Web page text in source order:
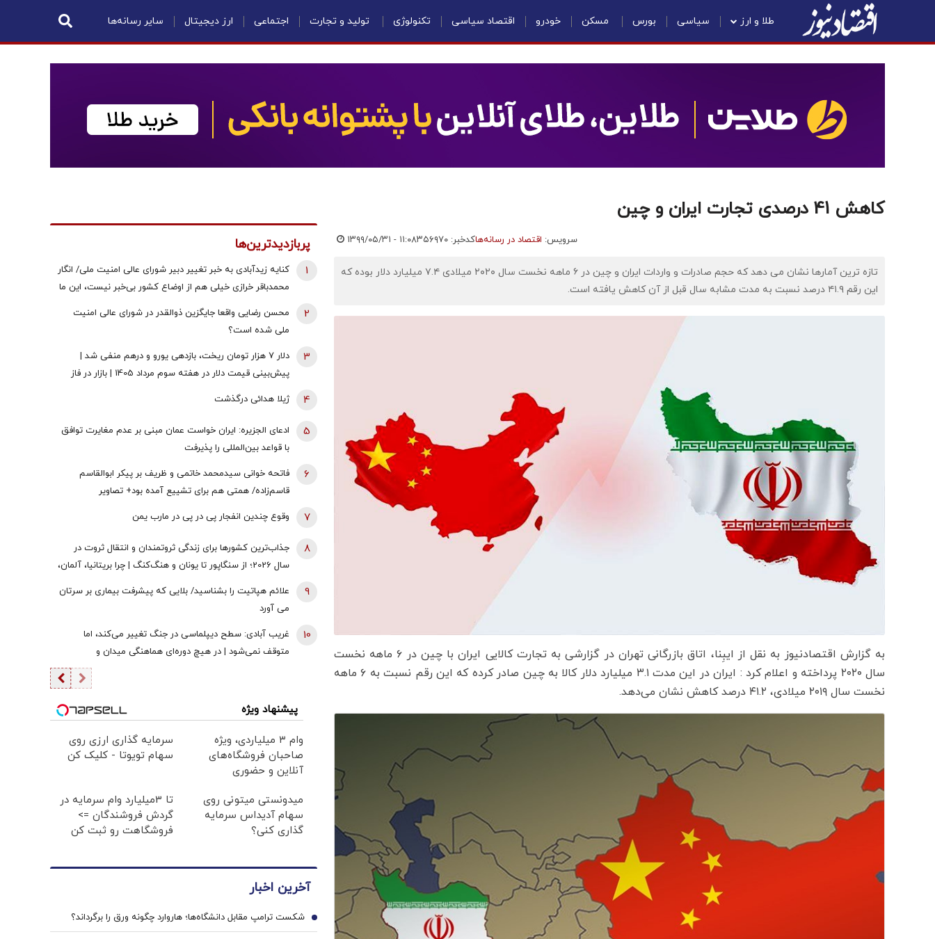
طلا و ارز سیاسی بورس مسکن خودرو اقتصاد سیاسی تکنولوژی تولید و تجارت اجتماعی ارز دیجیتال سایر رسانه‌ها
کاهش 41 درصدی تجارت ایران و چین
سرویس: اقتصاد در رسانه‌هاکدخبر: ۳۵۶۹۷۰ ۱۳۹۹/۰۵/۳۱ - ۱۱:۰۸
تازه ترین آمارها نشان می دهد که حجم صادرات و واردات ایران و چین در ۶ ماهه نخست سال ۲۰۲۰ میلادی ۷.۴ میلیارد دلار بوده که
این رقم ۴۱.۹ درصد نسبت به مدت مشابه سال قبل از آن کاهش یافته است.
به گزارش اقتصادنیوز به نقل از ایبِنا، اتاق بازرگانی تهران در گزارشی به تجارت کالایی ایران با چین در ۶ ماهه نخست
سال ۲۰۲۰ پرداخته و اعلام کرد : ایران در این مدت ۳.۱ میلیارد دلار کالا به چین صادر کرده که این رقم نسبت به ۶ ماهه
نخست سال ۲۰۱۹ میلادی، ۴۱.۲ درصد کاهش نشان می‌دهد.
پربازدیدترین‌ها
کنایه زیدآبادی به خبر تغییر دبیر شورای عالی امنیت ملی/ انگار
محمدباقر خرازی خیلی هم از اوضاع کشور بی‌خبر نیست، این ما
1
محسن رضایی واقعا جایگزین ذوالقدر در شورای عالی امنیت
ملی شده است؟
2
دلار ۷ هزار تومان ریخت، بازدهی یورو و درهم منفی شد |
پیش‌بینی قیمت دلار در هفته سوم مرداد 1405 | بازار در فاز
3
ژیلا هدائی درگذشت 4
ادعای الجزیره: ایران خواست عمان مبنی بر عدم مغایرت توافق
با قواعد بین‌المللی را پذیرفت
5
فاتحه خوانی سیدمحمد خاتمی و ظریف بر پیکر ابوالقاسم
قاسم‌زاده/ همتی هم برای تشییع آمده بود+ تصاویر
6
وقوع چندین انفجار پی در پی در مارب یمن 7
جذاب‌ترین کشورها برای زندگی ثروتمندان و انتقال ثروت در
سال 2026؛ از سنگاپور تا یونان و هنگ‌کنگ | چرا بریتانیا، آلمان،
هستند؟
8
علائم هپاتیت را بشناسید/ بلایی که پیشرفت بیماری بر سرتان
می آورد
9
غریب آبادی: سطح دیپلماسی در جنگ تغییر می‌کند، اما
متوقف نمی‌شود | در هیچ دوره‌ای هماهنگی میدان و
دیپلماسی به اندازه امروز نبود | ادبیاتمان در زمان جنگ، مانند
10
پیشنهاد ویژه
وام ۳ میلیاردی، ویژه
صاحبان فروشگاه‌های
آنلاین و حضوری
سرمایه گذاری ارزی روی
سهام تویوتا - کلیک کن
میدونستی میتونی روی
سهام آدیداس سرمایه
گذاری کنی؟
تا 3میلیارد وام سرمایه در
گردش فروشندگان =>
فروشگاهت رو ثبت کن
آخرین اخبار
شکست ترامپ مقابل دانشگاه‌ها؛ هاروارد چگونه ورق را برگرداند؟ 1